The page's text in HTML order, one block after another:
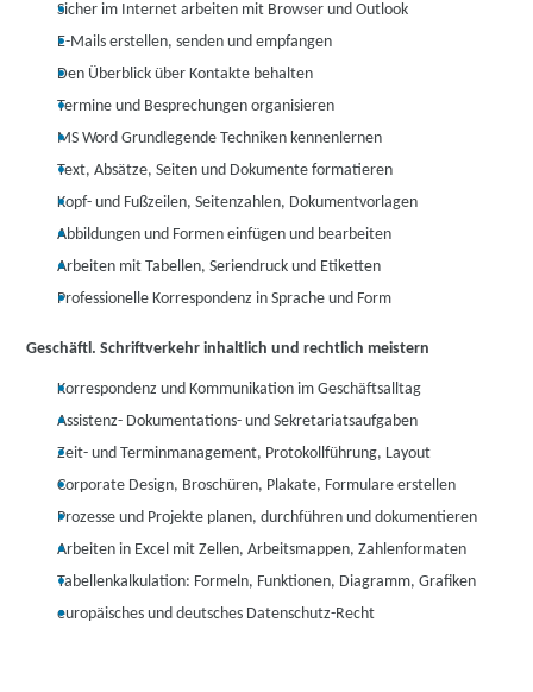
Sicher im Internet arbeiten mit Browser und Outlook
E-Mails erstellen, senden und empfangen
Den Überblick über Kontakte behalten
Termine und Besprechungen organisieren
MS Word Grundlegende Techniken kennenlernen
Text, Absätze, Seiten und Dokumente formatieren
Kopf- und Fußzeilen, Seitenzahlen, Dokumentvorlagen
Abbildungen und Formen einfügen und bearbeiten
Arbeiten mit Tabellen, Seriendruck und Etiketten
Professionelle Korrespondenz in Sprache und Form
Geschäftl. Schriftverkehr inhaltlich und rechtlich meistern
Korrespondenz und Kommunikation im Geschäftsalltag
Assistenz- Dokumentations- und Sekretariatsaufgaben
Zeit- und Terminmanagement, Protokollführung, Layout
Corporate Design, Broschüren, Plakate, Formulare erstellen
Prozesse und Projekte planen, durchführen und dokumentieren
Arbeiten in Excel mit Zellen, Arbeitsmappen, Zahlenformaten
Tabellenkalkulation: Formeln, Funktionen, Diagramm, Grafiken
europäisches und deutsches Datenschutz-Recht